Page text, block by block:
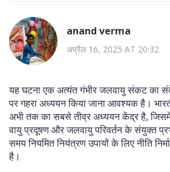
anand verma
अप्रैल 16, 2025 AT 20:32
यह घटना एक अत्यंत गंभीर जलवायु संकट का
पर गहरा अध्ययन किया जाना आवश्यक है।
अभी तक का सबसे तीव्र अध्ययन केंद्र है, जिसमें
वायु प्रदूषण और जलवायु परिवर्तन के संयुक्त
समय नियमित नियंत्रण उपायों के लिए नीति
है।